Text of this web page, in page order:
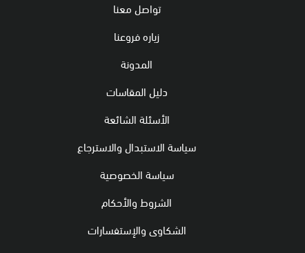
تواصل معنا
زياره فروعنا
المدونة
دليل المقاسات
الأسئلة الشائعة
سياسة الاستبدال والاسترجاع
سياسة الخصوصية
الشروط والأحكام
الشكاوى والإستفسارات